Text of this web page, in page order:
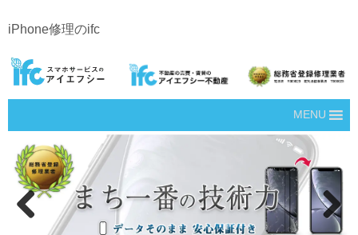
iPhone修理のifc
MENU
Next